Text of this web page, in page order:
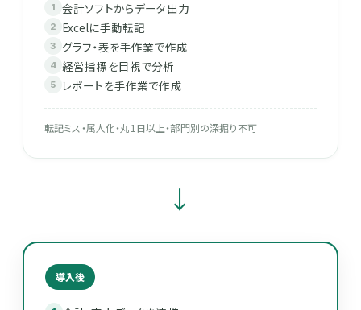
会計ソフトからデータ出力
Excelに手動転記
グラフ・表を手作業で作成
経営指標を目視で分析
レポートを手作業で作成
転記ミス・属人化・丸1日以上・部門別の深掘り不可
→
導入後